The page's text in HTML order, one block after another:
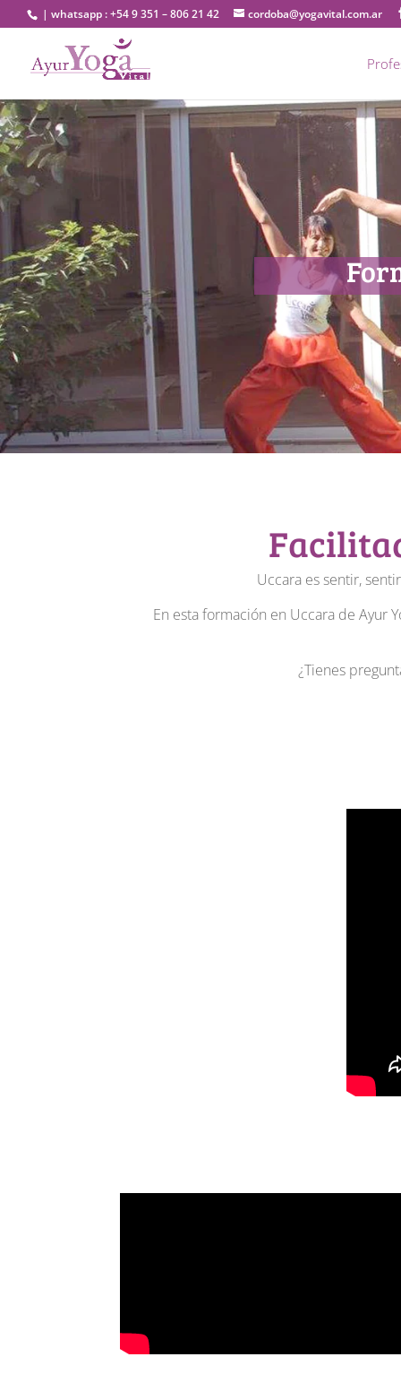
| whatsapp : +54 9 351 – 806 21 42 cordoba@yogavital.com.ar
Uccara es sentir,
En esta formación en Uccara de Ayur
¿Tienes